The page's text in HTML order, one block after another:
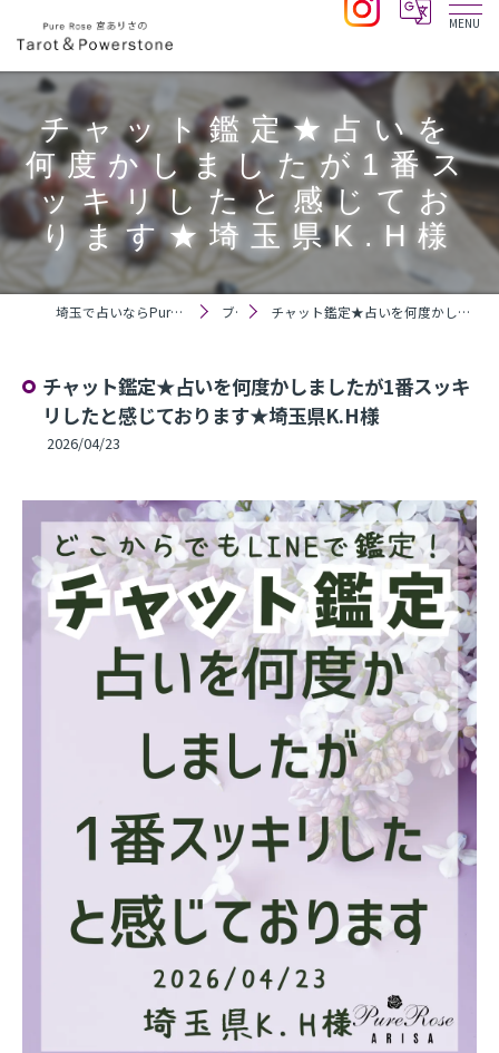
チャット鑑定★占いを
何度かしましたが1番ス
ッキリしたと感じてお
ります★埼玉県K.H様
埼玉で占いならPure Rose 宮ありさのTarot＆Powerstone ブログ チャット鑑定★占いを何度かしましたが1番スッキリしたと感じております★埼玉県K.H様
チャット鑑定★占いを何度かしましたが1番スッキ
リしたと感じております★埼玉県K.H様
2026/04/23